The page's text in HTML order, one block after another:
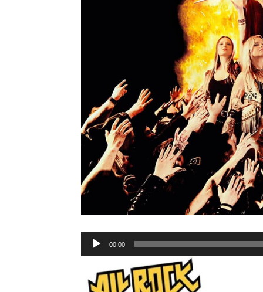
Lecteur
audio
00:00